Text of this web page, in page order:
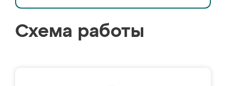
Схема работы